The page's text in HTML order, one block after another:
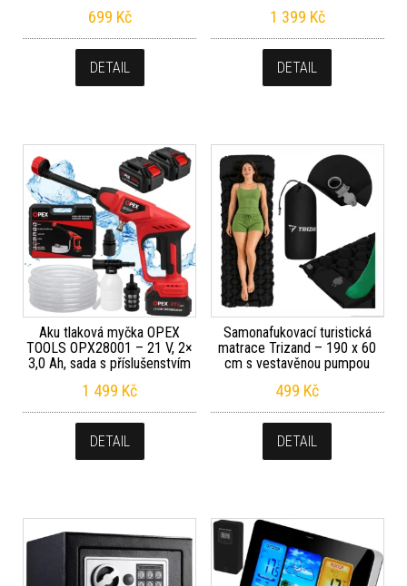
699 Kč
DETAIL
1 399 Kč
DETAIL
Aku tlaková myčka OPEX
TOOLS OPX28001 – 21 V, 2×
3,0 Ah, sada s příslušenstvím
1 499 Kč
DETAIL
Samonafukovací turistická
matrace Trizand – 190 x 60
cm s vestavěnou pumpou
499 Kč
DETAIL